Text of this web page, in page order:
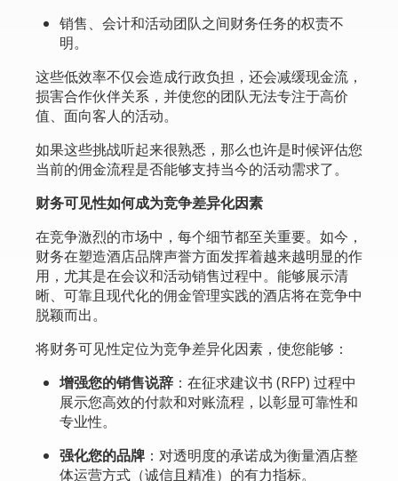
销售、会计和活动团队之间财务任务的权责不
明。
这些低效率不仅会造成行政负担，还会减缓现金流，
损害合作伙伴关系，并使您的团队无法专注于高价
值、面向客人的活动。
如果这些挑战听起来很熟悉，那么也许是时候评估您
当前的佣金流程是否能够支持当今的活动需求了。
财务可见性如何成为竞争差异化因素
在竞争激烈的市场中，每个细节都至关重要。如今，
财务在塑造酒店品牌声誉方面发挥着越来越明显的作
用，尤其是在会议和活动销售过程中。能够展示清
晰、可靠且现代化的佣金管理实践的酒店将在竞争中
脱颖而出。
将财务可见性定位为竞争差异化因素，使您能够：
增强您的销售说辞 ：在征求建议书 (RFP) 过程中
展示您高效的付款和对账流程，以彰显可靠性和
专业性。
强化您的品牌 ：对透明度的承诺成为衡量酒店整
体运营方式（诚信且精准）的有力指标。